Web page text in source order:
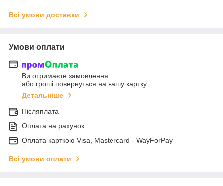
Всі умови доставки
Умови оплати
Ви отримаєте замовлення
або гроші повернуться на вашу картку
Детальніше
Післяплата
Оплата на рахунок
Оплата карткою Visa, Mastercard - WayForPay
Всі умови оплати